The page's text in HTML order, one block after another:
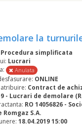
Procedura simplificata
Lucrari
Anulata
ONLINE
Contract de
9 - Lucrari de demolare
RO 14056826 -
S.A.
18.04.2019 15:00